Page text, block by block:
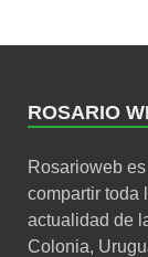
ROSARIO
Rosarioweb
compartir toda
actualidad de
Colonia,